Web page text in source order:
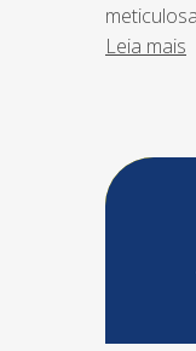
Leia mais